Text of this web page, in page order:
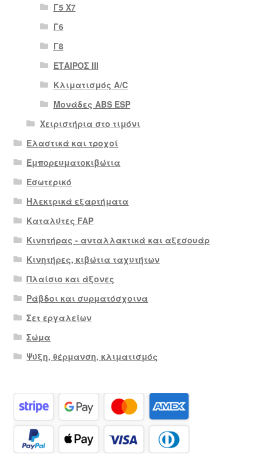
Γ5 Χ7
Γ6
Γ8
ΕΤΑΙΡΟΣ III
Κλιματισμός A/C
Μονάδες ABS ESP
Χειριστήρια στο τιμόνι
Ελαστικά και τροχοί
Εμπορευματοκιβώτια
Εσωτερικό
Ηλεκτρικά εξαρτήματα
Καταλύτες FAP
Κινητήρας - ανταλλακτικά και αξεσουάρ
Κινητήρες, κιβώτια ταχυτήτων
Πλαίσιο και άξονες
Ράβδοι και συρματόσχοινα
Σετ εργαλείων
Σώμα
Ψύξη, θέρμανση, κλιματισμός